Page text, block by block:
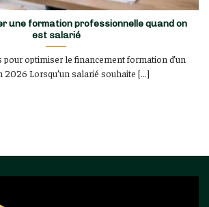
une formation professionnelle quand on
est salarié
pour optimiser le financement formation d’un
2026 Lorsqu’un salarié souhaite [...]